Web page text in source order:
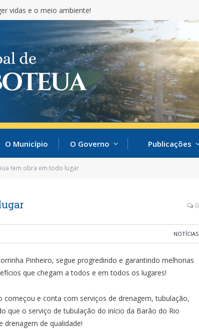
vidas e o meio ambiente!
O Município O Governo Publicações
tem obra em todo lugar
0
NOTÍCIAS
Pinheiro, segue progredindo e garantindo melhorias
que chegam a todos e em todos os lugares!
começou e conta com serviços de drenagem, tubulação,
que o serviço de tubulação do início da Barão do Rio
de qualidade!